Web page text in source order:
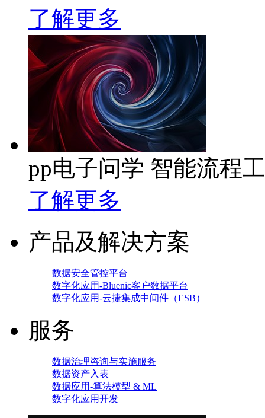
了解更多
pp电子问学 智能流程
了解更多
产品及解决方案
数据安全管控平台
数字化应用-Bluenic客户数据平台
数字化应用-云捷集成中间件（ESB）
服务
数据治理咨询与实施服务
数据资产入表
数据应用-算法模型 & ML
数字化应用开发